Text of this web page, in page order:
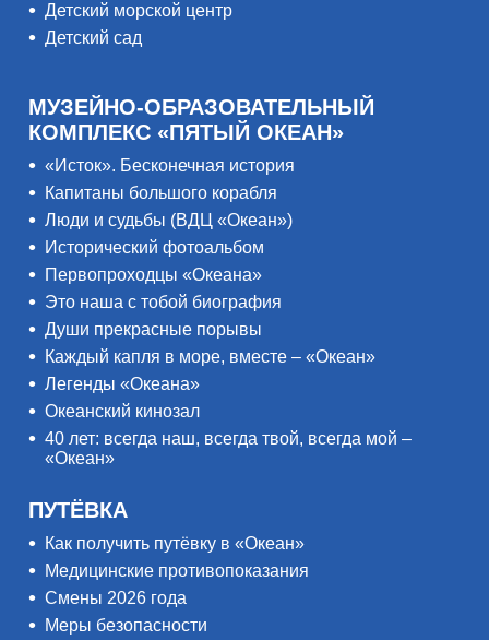
Детский морской центр
Детский сад
МУЗЕЙНО-ОБРАЗОВАТЕЛЬНЫЙ
КОМПЛЕКС «ПЯТЫЙ ОКЕАН»
«Исток». Бесконечная история
Капитаны большого корабля
Люди и судьбы (ВДЦ «Океан»)
Исторический фотоальбом
Первопроходцы «Океана»
Это наша с тобой биография
Души прекрасные порывы
Каждый капля в море, вместе – «Океан»
Легенды «Океана»
Океанский кинозал
40 лет: всегда наш, всегда твой, всегда мой –
«Океан»
ПУТЁВКА
Как получить путёвку в «Океан»
Медицинские противопоказания
Смены 2026 года
Меры безопасности